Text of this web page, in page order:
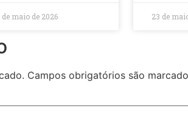
de maio de 2026 23 de
Campos obrigatórios são